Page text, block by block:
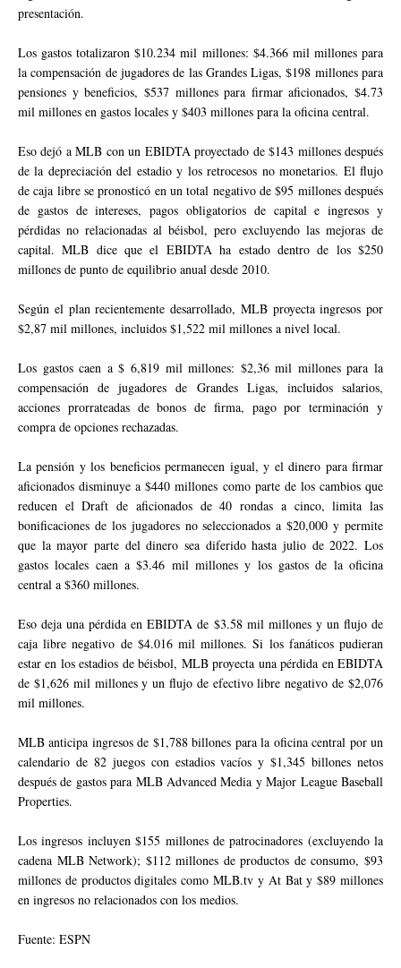
presentación.
Los gastos totalizaron $10.234 mil millones: $4.366 mil millones para
la compensación de jugadores de las Grandes Ligas, $198 millones para
pensiones y beneficios, $537 millones para firmar aficionados, $4.73
mil millones en gastos locales y $403 millones para la oficina central.
Eso dejó a MLB con un EBIDTA proyectado de $143 millones después
de la depreciación del estadio y los retrocesos no monetarios. El flujo
de caja libre se pronosticó en un total negativo de $95 millones después
de gastos de intereses, pagos obligatorios de capital e ingresos y
pérdidas no relacionadas al béisbol, pero excluyendo las mejoras de
capital. MLB dice que el EBIDTA ha estado dentro de los $250
millones de punto de equilibrio anual desde 2010.
Según el plan recientemente desarrollado, MLB proyecta ingresos por
$2,87 mil millones, incluidos $1,522 mil millones a nivel local.
Los gastos caen a $ 6,819 mil millones: $2,36 mil millones para la
compensación de jugadores de Grandes Ligas, incluidos salarios,
acciones prorrateadas de bonos de firma, pago por terminación y
compra de opciones rechazadas.
La pensión y los beneficios permanecen igual, y el dinero para firmar
aficionados disminuye a $440 millones como parte de los cambios que
reducen el Draft de aficionados de 40 rondas a cinco, limita las
bonificaciones de los jugadores no seleccionados a $20,000 y permite
que la mayor parte del dinero sea diferido hasta julio de 2022. Los
gastos locales caen a $3.46 mil millones y los gastos de la oficina
central a $360 millones.
Eso deja una pérdida en EBIDTA de $3.58 mil millones y un flujo de
caja libre negativo de $4.016 mil millones. Si los fanáticos pudieran
estar en los estadios de béisbol, MLB proyecta una pérdida en EBIDTA
de $1,626 mil millones y un flujo de efectivo libre negativo de $2,076
mil millones.
MLB anticipa ingresos de $1,788 billones para la oficina central por un
calendario de 82 juegos con estadios vacíos y $1,345 billones netos
después de gastos para MLB Advanced Media y Major League Baseball
Properties.
Los ingresos incluyen $155 millones de patrocinadores (excluyendo la
cadena MLB Network); $112 millones de productos de consumo, $93
millones de productos digitales como MLB.tv y At Bat y $89 millones
en ingresos no relacionados con los medios.
Fuente: ESPN